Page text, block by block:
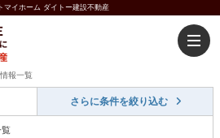
マイホーム ダイトー建設不動産
報一覧
さらに条件を絞り込む